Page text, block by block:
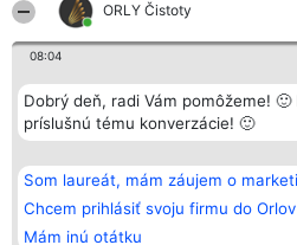
ORLY Čistoty
08:04
Dobrý deň, radi Vám pomôžeme! 🙂
príslušnú tému konverzácie! 🙂
Som laureát, mám záujem o
Chcem prihlásiť svoju firmu do Orlov
Mám inú otátku
Bright Side Solutions sp. z o.
ul. Ruska 22
Wrocław 50-079
KRS 0000749100 | Regon
381313360 | NIP 8943132676
wszystkich
Laureatów
Podmienky
Obchodné
Zásady
osobných